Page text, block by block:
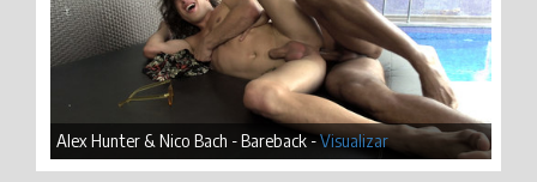
Alex Hunter & Nico Bach - Bareback -Visualizar